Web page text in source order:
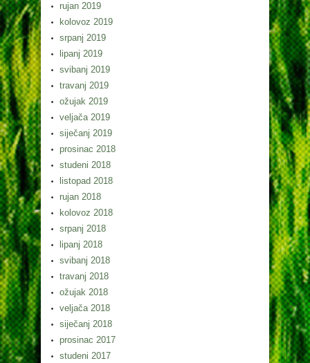
rujan 2019
kolovoz 2019
srpanj 2019
lipanj 2019
svibanj 2019
travanj 2019
ožujak 2019
veljača 2019
siječanj 2019
prosinac 2018
studeni 2018
listopad 2018
rujan 2018
kolovoz 2018
srpanj 2018
lipanj 2018
svibanj 2018
travanj 2018
ožujak 2018
veljača 2018
siječanj 2018
prosinac 2017
studeni 2017